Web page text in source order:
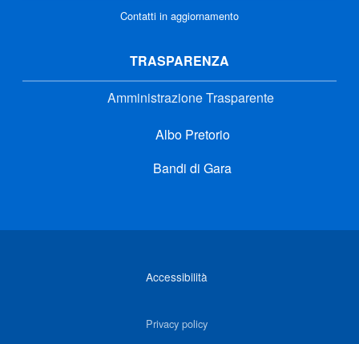
Contatti in aggiornamento
TRASPARENZA
Amministrazione Trasparente
Albo Pretorio
Bandi di Gara
Accessibilità
Privacy policy